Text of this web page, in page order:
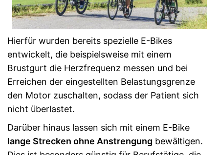
Hierfür wurden bereits spezielle E-Bikes
entwickelt, die beispielsweise mit einem
Brustgurt die Herzfrequenz messen und bei
Erreichen der eingestellten Belastungsgrenze
den Motor zuschalten, sodass der Patient sich
nicht überlastet.
Darüber hinaus lassen sich mit einem E-Bike
lange Strecken ohne Anstrengung bewältigen.